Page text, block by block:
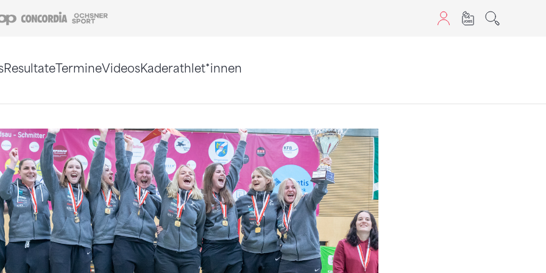
Coop Concordia
ResultateTermineVideosKaderathlet*innen